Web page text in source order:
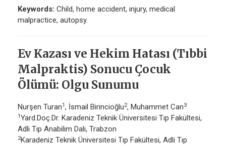
Keywords: Child, home accident, injury, medical
malpractice, autopsy.
Ev Kazası ve Hekim Hatası (Tıbbi
Malpraktis) Sonucu Çocuk
Ölümü: Olgu Sunumu
Nurşen Turan1, İsmail Birincioğlu2, Muhammet Can3
1Yard.Doç.Dr. Karadeniz Teknik Üniversitesi Tıp Fakültesi,
Adli Tıp Anabilim Dalı, Trabzon
2Karadeniz Teknik Üniversitesi Tıp Fakültesi, Adli Tıp